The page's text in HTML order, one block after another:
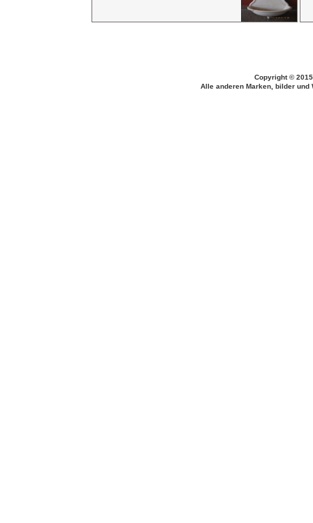
Copyright ©
Alle anderen Marken, bilder und